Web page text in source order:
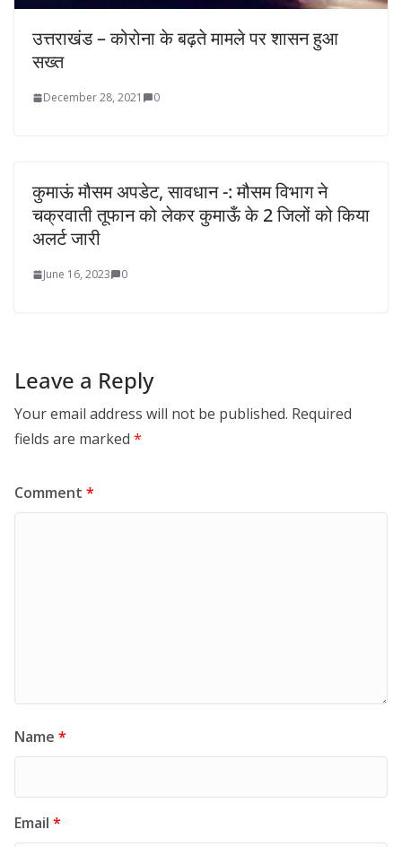
उत्तराखंड – कोरोना के बढ़ते मामले पर शासन हुआ
सख्त
December 28, 2021 0
कुमाऊं मौसम अपडेट, सावधान -: मौसम विभाग ने
चक्रवाती तूफान को लेकर कुमाऊँ के 2 जिलों को किया
अलर्ट जारी
June 16, 2023 0
Leave a Reply
Your email address will not be published. Required
fields are marked *
Comment *
Name *
Email *